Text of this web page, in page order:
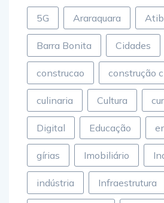
5G Araraquara
Barra Bonita Cidades
construcao construção
culinaria Cultura
Digital Educação
gírias Imobiliário
indústria Infraestrutura